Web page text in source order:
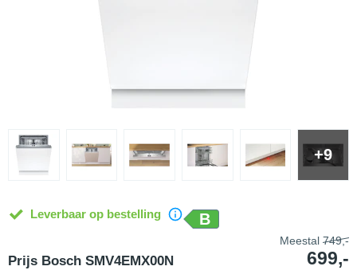
+9
Leverbaar op bestelling B
Prijs Bosch SMV4EMX00N
Meestal 749,-
699,-